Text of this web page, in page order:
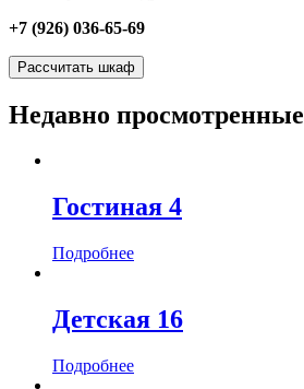
+7 (926) 036-65-69
Рассчитать шкаф
Недавно просмотренные
Гостиная 4
Подробнее
Детская 16
Подробнее